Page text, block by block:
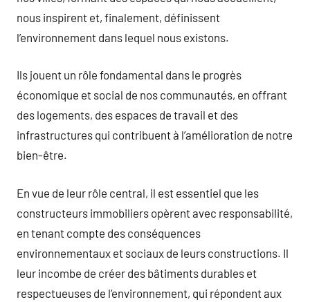
nous inspirent et, finalement, définissent
l’environnement dans lequel nous existons.
Ils jouent un rôle fondamental dans le progrès
économique et social de nos communautés, en offrant
des logements, des espaces de travail et des
infrastructures qui contribuent à l’amélioration de notre
bien-être.
En vue de leur rôle central, il est essentiel que les
constructeurs immobiliers opèrent avec responsabilité,
en tenant compte des conséquences
environnementaux et sociaux de leurs constructions. Il
leur incombe de créer des bâtiments durables et
respectueuses de l’environnement, qui répondent aux